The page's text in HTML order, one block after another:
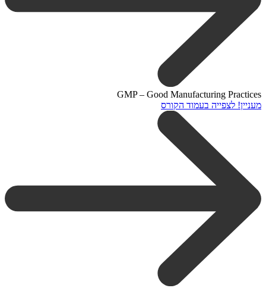
GMP – Good Manufacturing Practices
מעניין! לצפייה בעמוד הקורס